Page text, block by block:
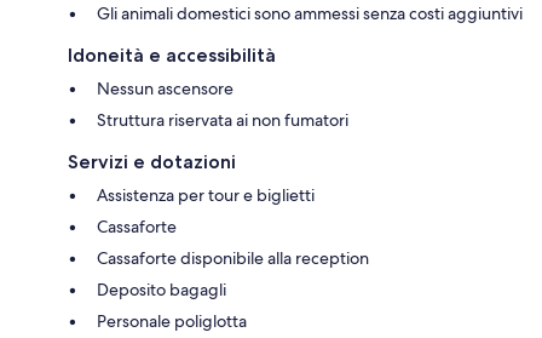
Gli animali domestici sono ammessi senza costi aggiuntivi
Idoneità e accessibilità
Nessun ascensore
Struttura riservata ai non fumatori
Servizi e dotazioni
Assistenza per tour e biglietti
Cassaforte
Cassaforte disponibile alla reception
Deposito bagagli
Personale poliglotta